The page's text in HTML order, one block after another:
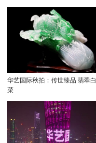
华艺国际秋拍：传世臻品 翡翠白
菜